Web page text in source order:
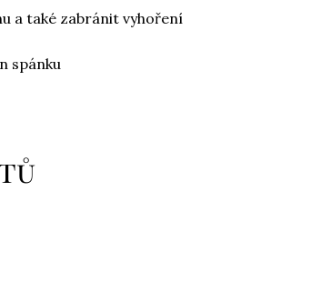
a také zabránit vyhoření
spánku